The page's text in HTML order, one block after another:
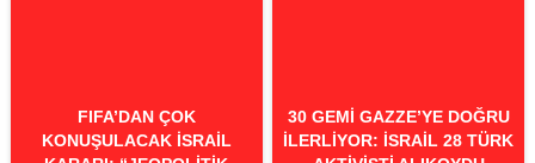
FIFA’DAN ÇOK
KONUŞULACAK İSRAIL
30 GEMI GAZZE’YE DOĞRU
ILERLIYOR: İSRAIL 28 TÜRK